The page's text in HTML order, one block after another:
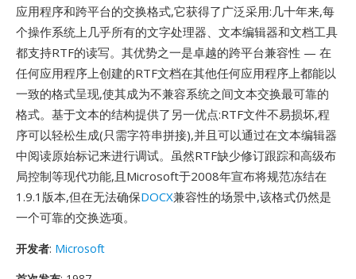
应用程序和跨平台的交换格式,它获得了广泛采用:几十年来,每
个操作系统上几乎所有的文字处理器、文本编辑器和文档工具
都支持RTF的读写。其优势之一是卓越的跨平台兼容性 — 在
任何应用程序上创建的RTF文档在其他任何应用程序上都能以
一致的格式呈现,使其成为不兼容系统之间文本交换最可靠的
格式。基于文本的结构提供了另一优点:RTF文件不易损坏,程
序可以轻松生成(只需字符串拼接),并且可以通过在文本编辑器
中阅读原始标记来进行调试。虽然RTF缺少修订跟踪和高级布
局控制等现代功能,且Microsoft于2008年宣布将规范冻结在
1.9.1版本,但在无法确保DOCX兼容性的场景中,该格式仍然是
一个可靠的交换选项。
开发者: Microsoft